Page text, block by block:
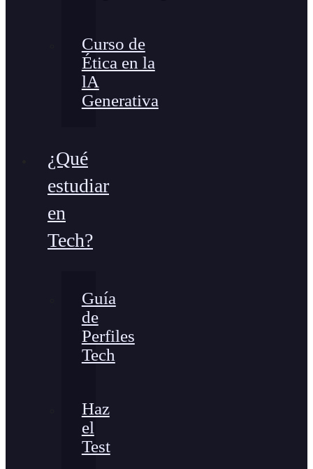
Curso de
Ética en la
lA
Generativa
¿Qué
estudiar
en
Tech?
Guía
de
Perfiles
Tech
Haz
el
Test